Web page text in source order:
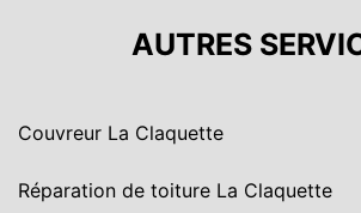
AUTRES
Couvreur La Claquette
Réparation de toiture La Claquette